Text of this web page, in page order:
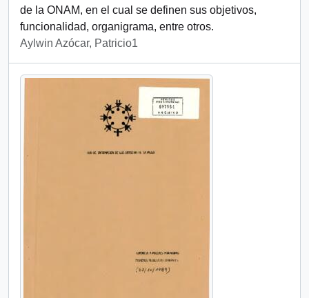
de la ONAM, en el cual se definen sus objetivos,
funcionalidad, organigrama, entre otros.
Aylwin Azócar, Patricio1